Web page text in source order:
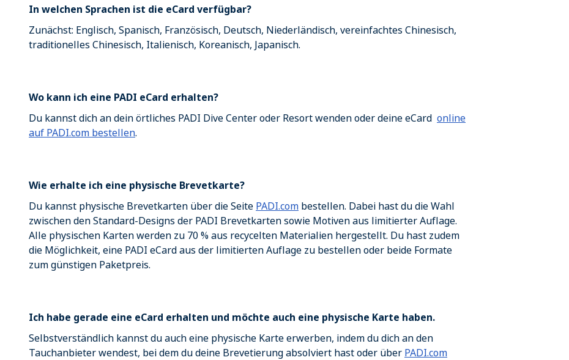
In welchen Sprachen ist die eCard verfügbar?
Zunächst: Englisch, Spanisch, Französisch, Deutsch, Niederländisch, vereinfachtes Chinesisch,
traditionelles Chinesisch, Italienisch, Koreanisch, Japanisch.
Wo kann ich eine PADI eCard erhalten?
Du kannst dich an dein örtliches PADI Dive Center oder Resort wenden oder deine eCard online
auf PADI.com bestellen.
Wie erhalte ich eine physische Brevetkarte?
Du kannst physische Brevetkarten über die Seite PADI.com bestellen. Dabei hast du die Wahl
zwischen den Standard-Designs der PADI Brevetkarten sowie Motiven aus limitierter Auflage.
Alle physischen Karten werden zu 70 % aus recycelten Materialien hergestellt. Du hast zudem
die Möglichkeit, eine PADI eCard aus der limitierten Auflage zu bestellen oder beide Formate
zum günstigen Paketpreis.
Ich habe gerade eine eCard erhalten und möchte auch eine physische Karte haben.
Selbstverständlich kannst du auch eine physische Karte erwerben, indem du dich an den
Tauchanbieter wendest, bei dem du deine Brevetierung absolviert hast oder über PADI.com